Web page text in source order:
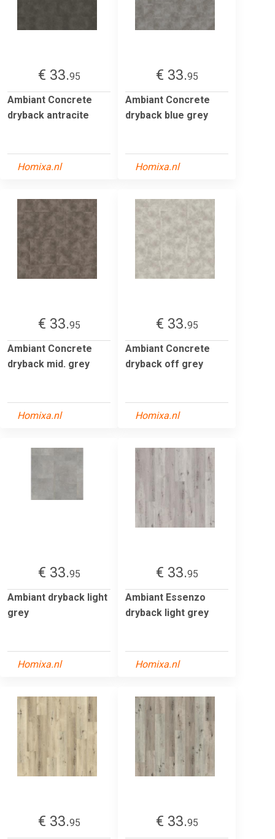
€ 33.95
Ambiant Concrete
dryback antracite
Homixa.nl
€ 33.95
Ambiant Concrete
dryback blue grey
Homixa.nl
€ 33.95
Ambiant Concrete
dryback mid. grey
Homixa.nl
€ 33.95
Ambiant Concrete
dryback off grey
Homixa.nl
€ 33.95
Ambiant dryback light
grey
Homixa.nl
€ 33.95
Ambiant Essenzo
dryback light grey
Homixa.nl
€ 33.95
€ 33.95